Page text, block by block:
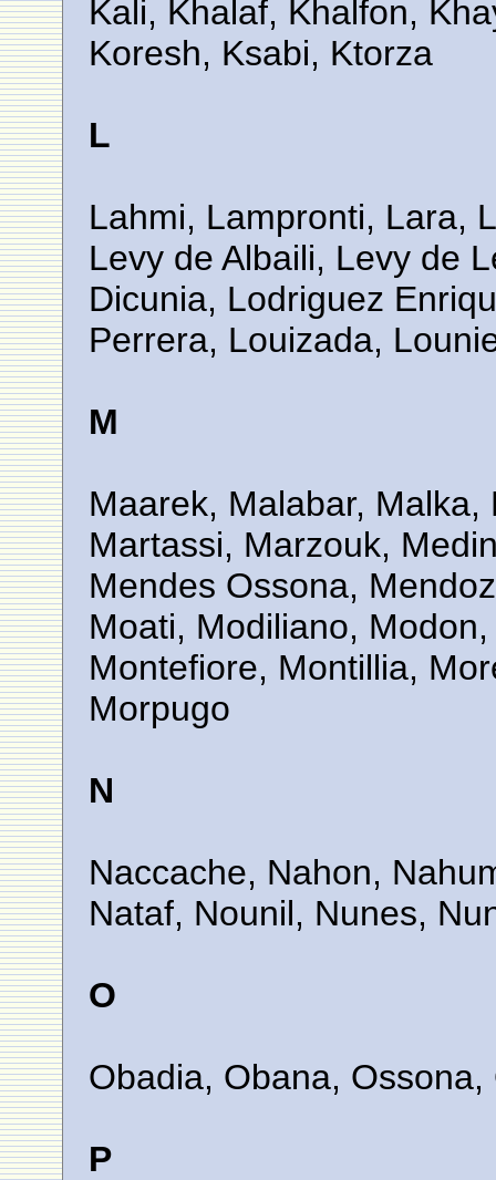
Kali, Khalaf, Khalfon,
Koresh, Ksabi, Ktorza
L
Lahmi, Lampronti, Lara,
Levy de Albaili, Levy de
Dicunia, Lodriguez
Perrera, Louizada,
M
Maarek, Malabar,
Martassi, Marzouk,
Mendes Ossona,
Moati, Modiliano,
Montefiore, Montillia,
Morpugo
N
Naccache, Nahon,
Nataf, Nounil, Nunes,
O
Obadia, Obana, Ossona,
P